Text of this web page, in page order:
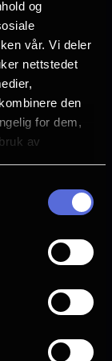
og
vår. Vi deler
nettstedet
den
for dem,
av